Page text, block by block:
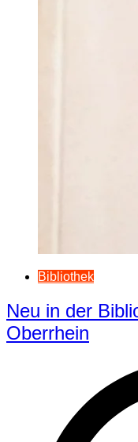
Bibliothek
Neu in der
Oberrhein